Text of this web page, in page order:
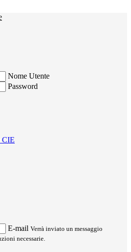
Nome Utente
Password
CIE
E-mail Verrà inviato un messaggio
necessarie.